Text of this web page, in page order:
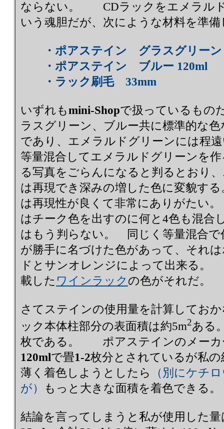
ならない。 CDラックをエメラル
いう魂胆だが、次にような材料を準備
・ポアステイン グラスグリーン
・ポアステイン ブルー 120ml
・ラック刷毛 33mm
いずれもmini-Shopで扱っているもの
ラスグリーン、ブルー共に標準的な
であり、エメラルドグリーンには程
等量混合してエメラルドグリーンを
る写真をごらんになると判るとおり
は再現でき深みの増した色に変貌す
は再現性が良くて非常にありがたい
はチーク色を出すのに何と4色も混合
はもう判らない。 同じく等量混合で
が勝手に名づけた色があって、それ
ドとサンオレンジによって出来る。
載した ワインラック の色がそれだ。
さてステインの使用量を計算してお
ック本体柱部分の表面積は約5m2ある
枚である。 ポアステインのメーカ
120mlで畳1-2枚分とされているが私
薄く着色しようとしたら
（別にケチ
が）
もっと大きな面積を着色できる。
結論を言ってしまうと私が使用した